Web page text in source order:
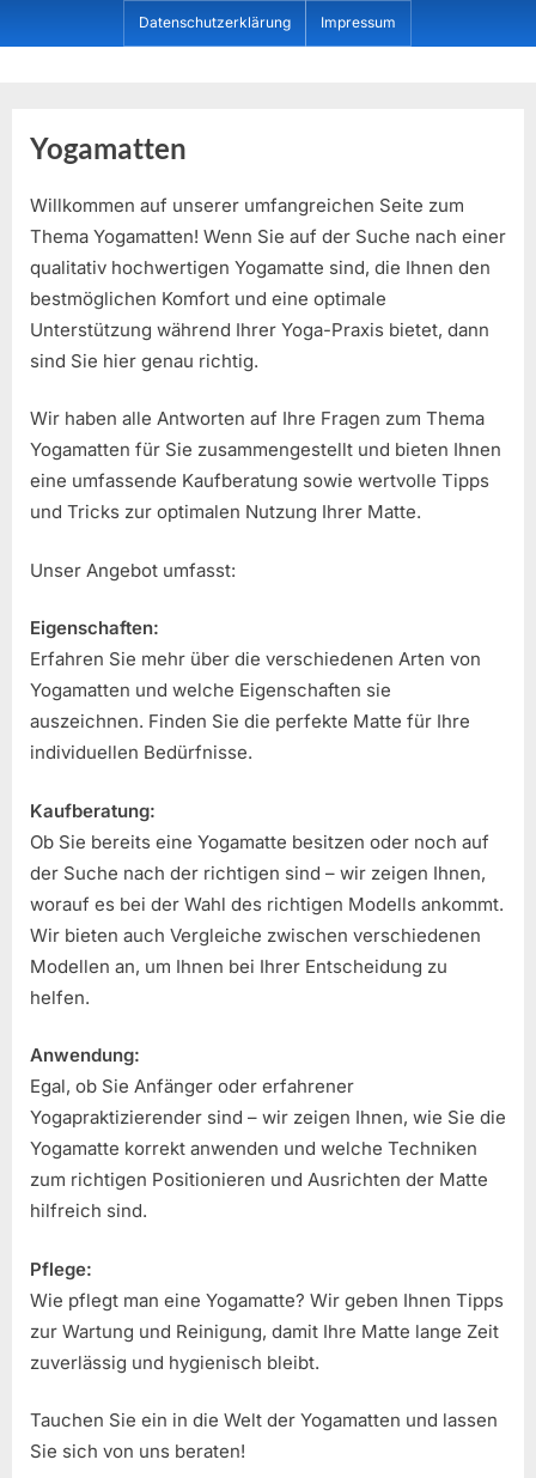
to
Datenschutzerklärung Impressum
Yogamatten
Willkommen auf unserer umfangreichen Seite zum
Thema Yogamatten! Wenn Sie auf der Suche nach einer
qualitativ hochwertigen Yogamatte sind, die Ihnen den
bestmöglichen Komfort und eine optimale
Unterstützung während Ihrer Yoga-Praxis bietet, dann
sind Sie hier genau richtig.
Wir haben alle Antworten auf Ihre Fragen zum Thema
Yogamatten für Sie zusammengestellt und bieten Ihnen
eine umfassende Kaufberatung sowie wertvolle Tipps
und Tricks zur optimalen Nutzung Ihrer Matte.
Unser Angebot umfasst:
Eigenschaften:
Erfahren Sie mehr über die verschiedenen Arten von
Yogamatten und welche Eigenschaften sie
auszeichnen. Finden Sie die perfekte Matte für Ihre
individuellen Bedürfnisse.
Kaufberatung:
Ob Sie bereits eine Yogamatte besitzen oder noch auf
der Suche nach der richtigen sind – wir zeigen Ihnen,
worauf es bei der Wahl des richtigen Modells ankommt.
Wir bieten auch Vergleiche zwischen verschiedenen
Modellen an, um Ihnen bei Ihrer Entscheidung zu
helfen.
Anwendung:
Egal, ob Sie Anfänger oder erfahrener
Yogapraktizierender sind – wir zeigen Ihnen, wie Sie die
Yogamatte korrekt anwenden und welche Techniken
zum richtigen Positionieren und Ausrichten der Matte
hilfreich sind.
Pflege:
Wie pflegt man eine Yogamatte? Wir geben Ihnen Tipps
zur Wartung und Reinigung, damit Ihre Matte lange Zeit
zuverlässig und hygienisch bleibt.
Tauchen Sie ein in die Welt der Yogamatten und lassen
Sie sich von uns beraten!